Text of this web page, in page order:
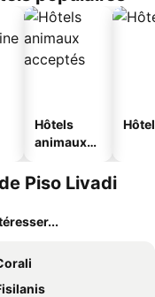
Hôtels
animaux
Piso Livadi